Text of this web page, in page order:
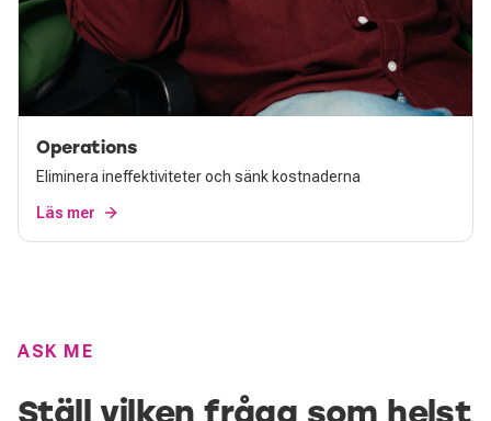
Operations
Eliminera ineffektiviteter och sänk kostnaderna
Läs mer
ASK ME
Ställ vilken fråga som helst